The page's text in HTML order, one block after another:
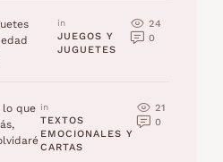
in
JUEGOS Y
JUGUETES
24
0
lo que in
TEXTOS
EMOCIONALES Y
CARTAS
21
0